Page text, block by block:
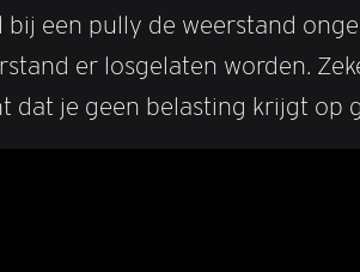
een pully de weerstand
er losgelaten worden.
dat je geen belasting krijgt op